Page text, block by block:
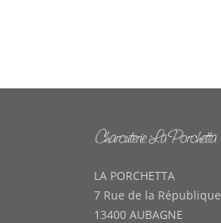
LA PORCHETTA
7 Rue de la République
13400 AUBAGNE